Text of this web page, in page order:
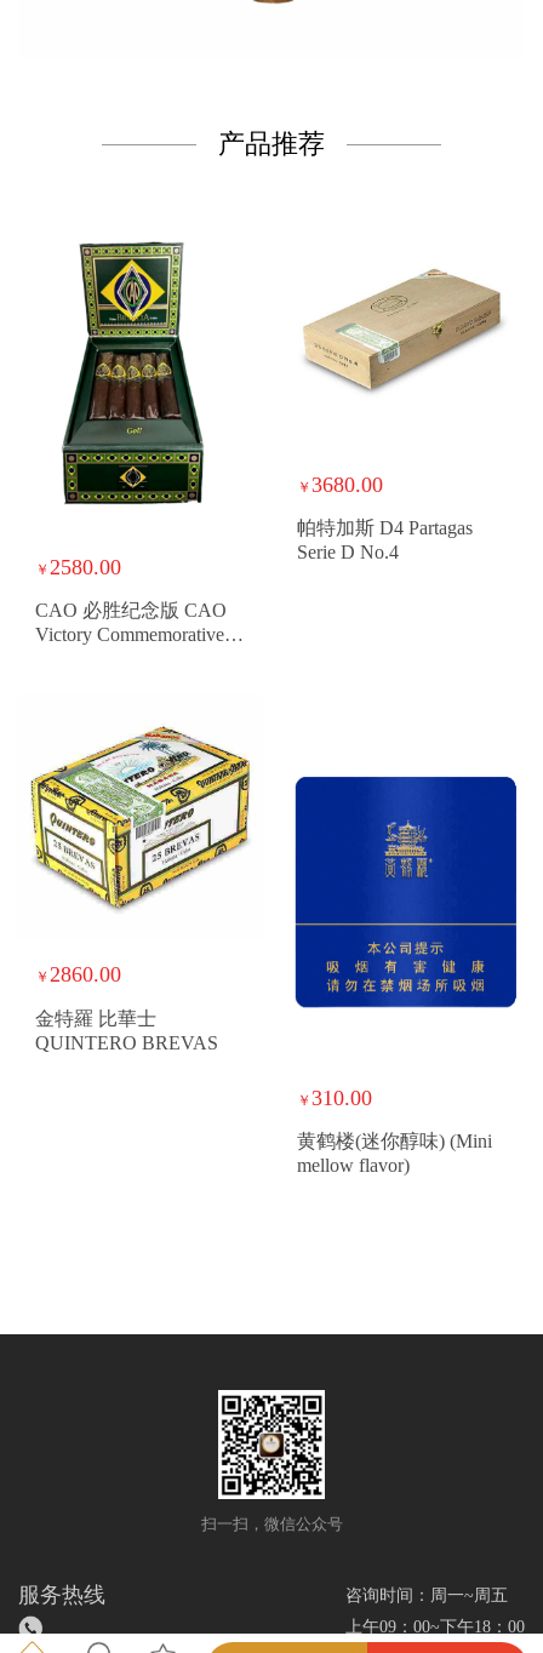
产品推荐
￥ 2580.00
CAO 必胜纪念版 CAO
Victory Commemorative
￥ 3680.00
帕特加斯 D4 Partagas
Serie D No.4
￥ 2860.00
金特羅 比華士
QUINTERO BREVAS
￥ 310.00
黄鹤楼(迷你醇味) (Mini
mellow flavor)
扫一扫，微信公众号
服务热线
咨询时间：周一~周五
上午09：00~下午18：00